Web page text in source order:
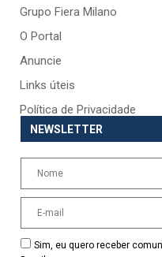
Grupo Fiera Milano
O Portal
Anuncie
Links úteis
Política de Privacidade
NEWSLETTER
Sim, eu quero receber